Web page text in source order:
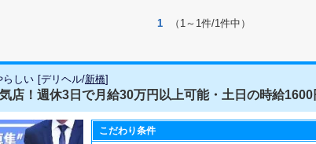
1 （1～1件/1件中）
らしい [デリヘル/新橋]
店！週休3日で月給30万円以上可能・土日の時給1600
こだわり条件